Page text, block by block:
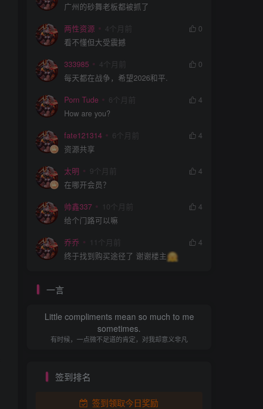
广州的砂舞老板都被抓了
两性资源 4个月前
0
看不懂但大受震撼
333985 4个月前
0
每天都在战争，希望2026和平.
Porn Tude 6个月前
4
How are you?
fate121314 6个月前
4
资源共享
太明 9个月前
4
在哪开会员？
帅鑫337 10个月前
4
给个门路可以嘛
乔乔 11个月前
4
终于找到购买途径了 谢谢楼主
一言
Little compliments mean so much to me
sometimes.
有时候，一点微不足道的肯定，对我却意义非凡
签到排名
签到领取今日奖励